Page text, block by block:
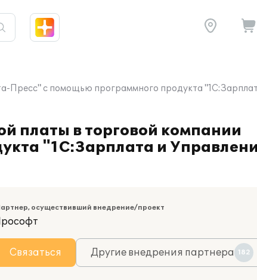
Пресс" с помощью программного продукта
платы в торговой компании
"1С:Зарплата и
осуществивший внедрение/проект
Связаться Другие внедрения партнера 182